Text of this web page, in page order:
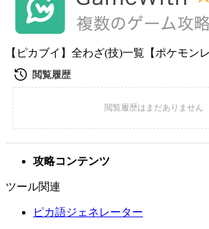
【ピカブイ】全わざ(技)一覧【ポケモン
攻略コンテンツ
ツール関連
ピカ語ジェネレーター